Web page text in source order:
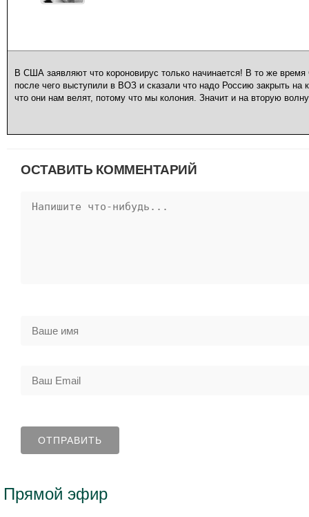
В США заявляют что короновирус только начинается! В то же
после чего выступили в ВОЗ и сказали что надо Россию закрыть на
что они нам велят, потому что мы колония. Значит и на вторую
ОСТАВИТЬ КОММЕНТАРИЙ
Прямой эфир